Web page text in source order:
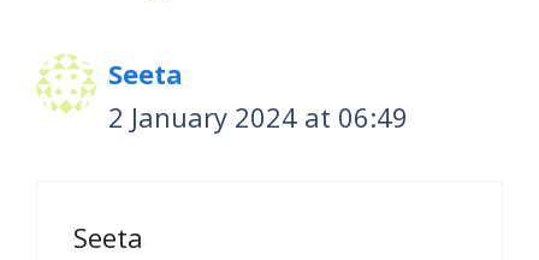
Seeta
2 January 2024 at 06:49
Seeta